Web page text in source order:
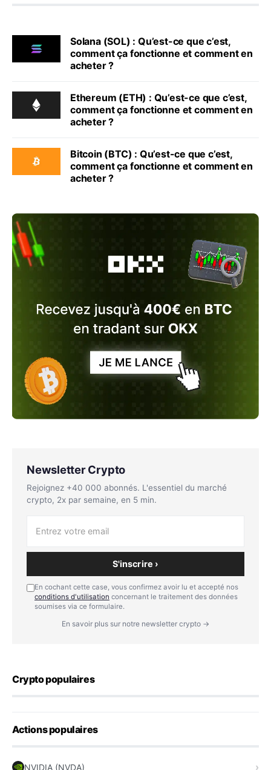
Solana (SOL) : Qu’est-ce que c’est,
comment ça fonctionne et comment en
acheter ?
Ethereum (ETH) : Qu’est-ce que c’est,
comment ça fonctionne et comment en
acheter ?
Bitcoin (BTC) : Qu’est-ce que c’est,
comment ça fonctionne et comment en
acheter ?
Newsletter Crypto
Rejoignez +40 000 abonnés. L'essentiel du marché
crypto, 2x par semaine, en 5 min.
S'inscrire ›
En cochant cette case, vous confirmez avoir lu et accepté nos
conditions d'utilisation concernant le traitement des données
soumises via ce formulaire.
En savoir plus sur notre newsletter crypto →
Crypto populaires
Actions populaires
NVIDIA (NVDA)